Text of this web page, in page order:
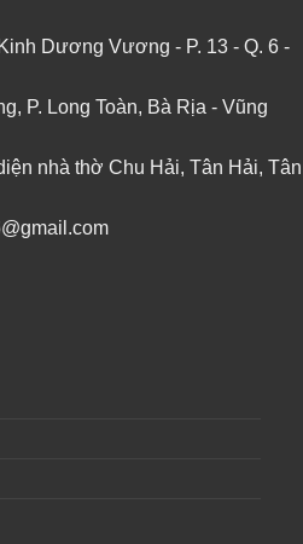
Dương Vương - P. 13 - Q. 6 -
P. Long Toàn, Bà Rịa - Vũng
nhà thờ Chu Hải, Tân Hải, Tân